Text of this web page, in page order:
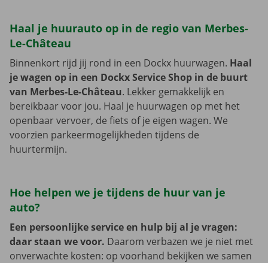
Haal je huurauto op in de regio van Merbes-
Le-Château
Binnenkort rijd jij rond in een Dockx huurwagen. Haal
je wagen op in een Dockx Service Shop in de buurt
van Merbes-Le-Château. Lekker gemakkelijk en
bereikbaar voor jou. Haal je huurwagen op met het
openbaar vervoer, de fiets of je eigen wagen. We
voorzien parkeermogelijkheden tijdens de
huurtermijn.
Hoe helpen we je tijdens de huur van je
auto?
Een persoonlijke service en hulp bij al je vragen:
daar staan we voor. Daarom verbazen we je niet met
onverwachte kosten: op voorhand bekijken we samen